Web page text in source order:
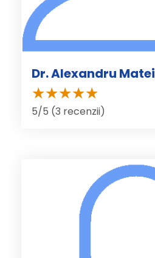
Dr. Alexandru Matei
5/5 (3 recenzii)